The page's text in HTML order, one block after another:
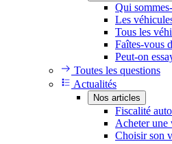
Qui
Les
Tous les
Faîtes-vous
Peut-on
Toutes les questions
Actualités
Nos articles
Fiscalité
Acheter une
Choisir son